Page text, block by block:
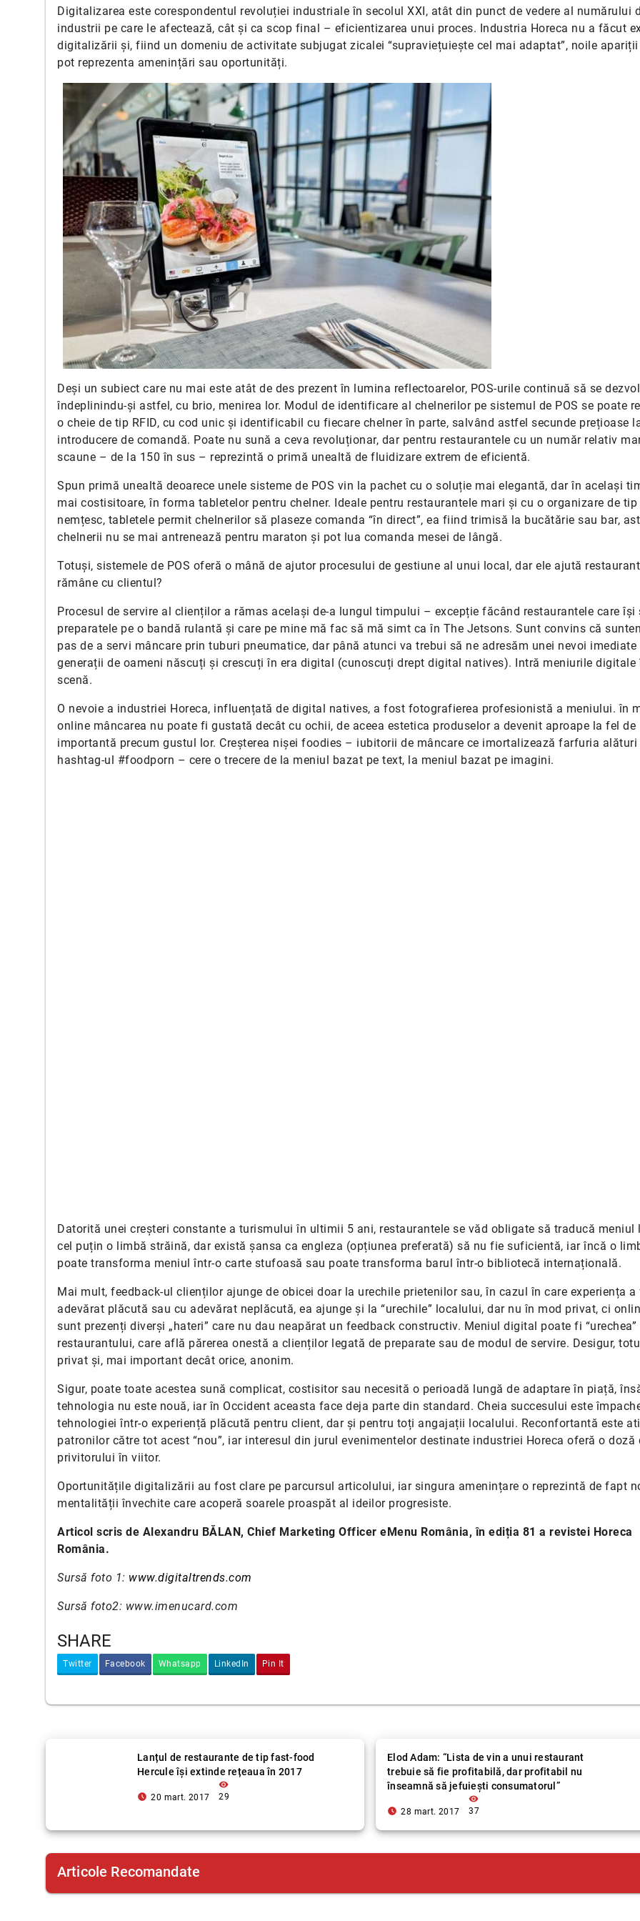
Digitalizarea este corespondentul revoluției industriale în secolul XXI, atât din punct de vedere al numărului
industrii pe care le afectează, cât și ca scop final – eficientizarea unui proces. Industria Horeca nu a făcut
digitalizării și, fiind un domeniu de activitate subjugat zicalei “supraviețuiește cel mai adaptat”, noile
pot reprezenta amenințări sau oportunități.
Deși un subiect care nu mai este atât de des prezent în lumina reflectoarelor, POS-urile continuă să se
îndeplinindu-și astfel, cu brio, menirea lor. Modul de identificare al chelnerilor pe sistemul de POS se poate
o cheie de tip RFID, cu cod unic și identificabil cu fiecare chelner în parte, salvând astfel secunde prețioase
introducere de comandă. Poate nu sună a ceva revoluționar, dar pentru restaurantele cu un număr relativ
scaune – de la 150 în sus – reprezintă o primă unealtă de fluidizare extrem de eficientă.
Spun primă unealtă deoarece unele sisteme de POS vin la pachet cu o soluție mai elegantă, dar în același
mai costisitoare, în forma tabletelor pentru chelner. Ideale pentru restaurantele mari și cu o organizare de tip
nemțesc, tabletele permit chelnerilor să plaseze comanda “în direct”, ea fiind trimisă la bucătărie sau bar,
chelnerii nu se mai antrenează pentru maraton și pot lua comanda mesei de lângă.
Totuși, sistemele de POS oferă o mână de ajutor procesului de gestiune al unui local, dar ele ajută
rămâne cu clientul?
Procesul de servire al clienților a rămas același de-a lungul timpului – excepție făcând restaurantele care își
preparatele pe o bandă rulantă și care pe mine mă fac să mă simt ca în The Jetsons. Sunt convins că
pas de a servi mâncare prin tuburi pneumatice, dar până atunci va trebui să ne adresăm unei nevoi imediate
generații de oameni născuți și crescuți în era digital (cunoscuți drept digital natives). Intră meniurile digitale
scenă.
O nevoie a industriei Horeca, influențată de digital natives, a fost fotografierea profesionistă a meniului. în
online mâncarea nu poate fi gustată decât cu ochii, de aceea estetica produselor a devenit aproape la fel de
importantă precum gustul lor. Creșterea nișei foodies – iubitorii de mâncare ce imortalizează farfuria alături
hashtag-ul #foodporn – cere o trecere de la meniul bazat pe text, la meniul bazat pe imagini.
Datorită unei creșteri constante a turismului în ultimii 5 ani, restaurantele se văd obligate să traducă meniul
cel puțin o limbă străină, dar există șansa ca engleza (opțiunea preferată) să nu fie suficientă, iar încă o
poate transforma meniul într-o carte stufoasă sau poate transforma barul într-o bibliotecă internațională.
Mai mult, feedback-ul clienților ajunge de obicei doar la urechile prietenilor sau, în cazul în care experiența a
adevărat plăcută sau cu adevărat neplăcută, ea ajunge și la “urechile” localului, dar nu în mod privat, ci
sunt prezenți diverși „hateri” care nu dau neapărat un feedback constructiv. Meniul digital poate fi “urechea”
restaurantului, care află părerea onestă a clienților legată de preparate sau de modul de servire. Desigur,
privat și, mai important decât orice, anonim.
Sigur, poate toate acestea sună complicat, costisitor sau necesită o perioadă lungă de adaptare în piață,
tehnologia nu este nouă, iar în Occident aceasta face deja parte din standard. Cheia succesului este
tehnologiei într-o experiență plăcută pentru client, dar și pentru toți angajații localului. Reconfortantă este
patronilor către tot acest “nou”, iar interesul din jurul evenimentelor destinate industriei Horeca oferă o doză
privitorului în viitor.
Oportunitățile digitalizării au fost clare pe parcursul articolului, iar singura amenințare o reprezintă de fapt
mentalității învechite care acoperă soarele proaspăt al ideilor progresiste.
Articol scris de Alexandru BĂLAN, Chief Marketing Officer eMenu România, în ediția 81 a revistei Horeca
România.
Sursă foto 1: www.digitaltrends.com
Sursă foto2: www.imenucard.com
SHARE
Twitter Facebook Whatsapp LinkedIn Pin It
Lanțul de restaurante de tip fast-food
Hercule își extinde rețeaua în 2017
access_time_filled 20 mart. 2017
visibility
29
Elod Adam: “Lista de vin a unui restaurant
trebuie să fie profitabilă, dar profitabil nu
înseamnă să jefuiești consumatorul”
access_time_filled 28 mart. 2017
visibility
37
Articole Recomandate